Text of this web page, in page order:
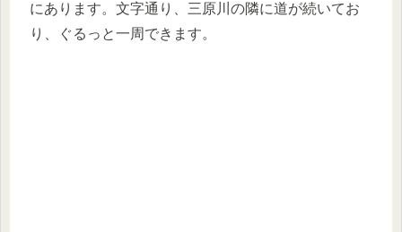
にあります。文字通り、三原川の隣に道が続いてお
り、ぐるっと一周できます。